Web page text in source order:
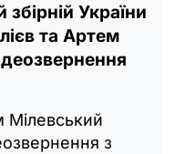
України
та Артем
Мілевський
з